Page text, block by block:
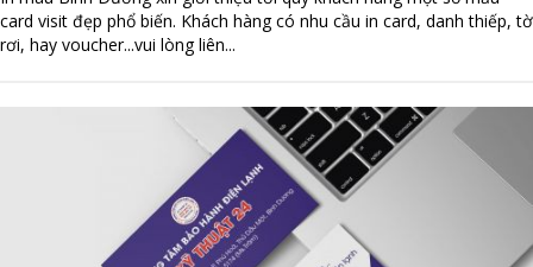
card visit đẹp phổ biến. Khách hàng có nhu cầu in card, danh thiếp, tờ
rơi, hay voucher...vui lòng liên...